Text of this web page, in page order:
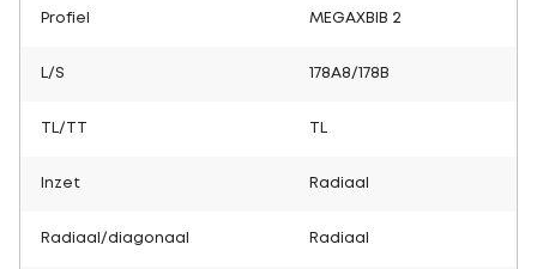
Profiel MEGAXBIB 2
L/S 178A8/178B
TL/TT
Inzet Radiaal
Radiaal/diagonaal Radiaal